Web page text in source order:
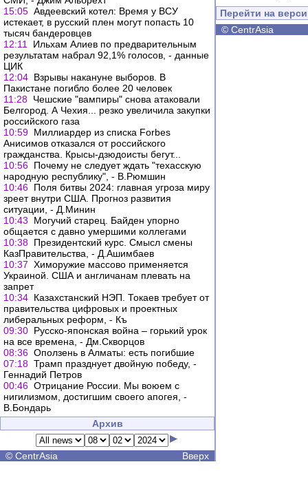
15:05 Авдеевский котел: Время у ВСУ
истекает, в русский плен могут попасть 10
тысяч бандеровцев
12:11
Ильхам Алиев по предварительным
результатам набрал 92,1% голосов, - данные
ЦИК
12:04 Взрывы накануне выборов. В
Пакистане погибло более 20 человек
11:28 Чешские "вампиры" снова атаковали
Белгород. А Чехия... резко увеличила закупки
российского газа
10:59 Миллиардер из списка Forbes
Анисимов отказался от российского
гражданства. Крысы-дзюдоисты бегут...
10:56 Почему не следует ждать "техасскую
народную республику", - В.Рюмшин
10:46 Поля битвы 2024: главная угроза миру
зреет внутри США. Прогноз развития
ситуации, - Д.Минин
10:43
Могучий старец. Байден упорно
общается с давно умершими коллегами
10:38 Президентский курс. Смысл смены
КазПравительства, - Д.Ашимбаев
10:37 Химоружие массово применяется
Украиной. США и англичанам плевать на
запрет
10:34 Казахстанский НЭП. Токаев требует от
правительства цифровых и проектных
либеральных реформ, - Къ
09:30 Русско-японская война – горький урок
на все времена, - Дм.Скворцов
08:36 Оползень в Алматы: есть погибшие
07:18 Трамп празднует двойную победу, -
Геннадий Петров
00:46 Отрицание России. Мы воюем с
нигилизмом, достигшим своего апогея, -
В.Бондарь
Архив
© CentrAsia Вверх
Перейти на
© CentrAsia